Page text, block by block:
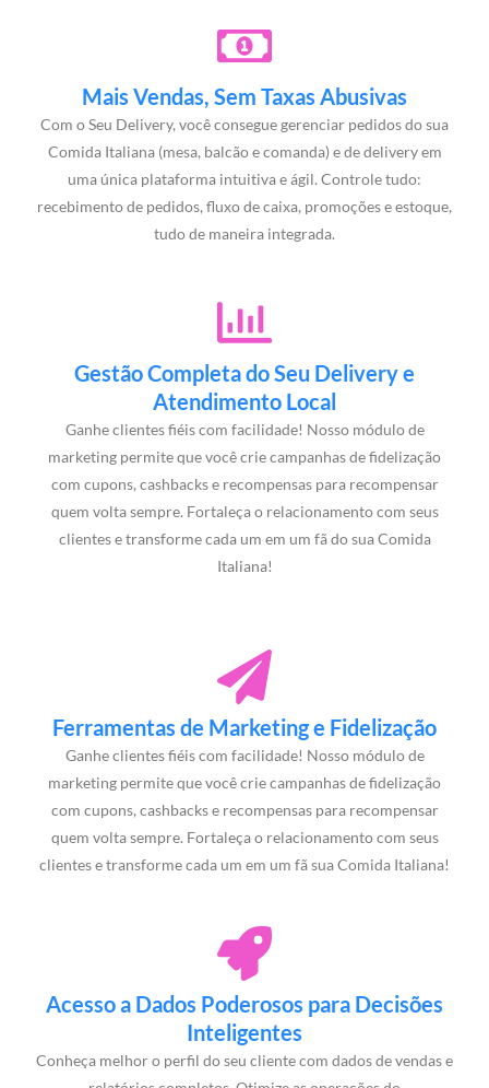
Mais Vendas, Sem Taxas Abusivas
Com o Seu Delivery, você consegue gerenciar pedidos do sua
Comida Italiana (mesa, balcão e comanda) e de delivery em
uma única plataforma intuitiva e ágil. Controle tudo:
recebimento de pedidos, fluxo de caixa, promoções e estoque,
tudo de maneira integrada.
Gestão Completa do Seu Delivery e
Atendimento Local
Ganhe clientes fiéis com facilidade! Nosso módulo de
marketing permite que você crie campanhas de fidelização
com cupons, cashbacks e recompensas para recompensar
quem volta sempre. Fortaleça o relacionamento com seus
clientes e transforme cada um em um fã do sua Comida
Italiana!
Ferramentas de Marketing e Fidelização
Ganhe clientes fiéis com facilidade! Nosso módulo de
marketing permite que você crie campanhas de fidelização
com cupons, cashbacks e recompensas para recompensar
quem volta sempre. Fortaleça o relacionamento com seus
clientes e transforme cada um em um fã sua Comida Italiana!
Acesso a Dados Poderosos para Decisões
Inteligentes
Conheça melhor o perfil do seu cliente com dados de vendas e